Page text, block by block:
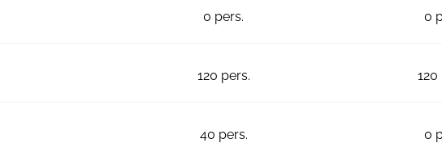
0 pers. 0
120 pers. 120
40 pers. 0